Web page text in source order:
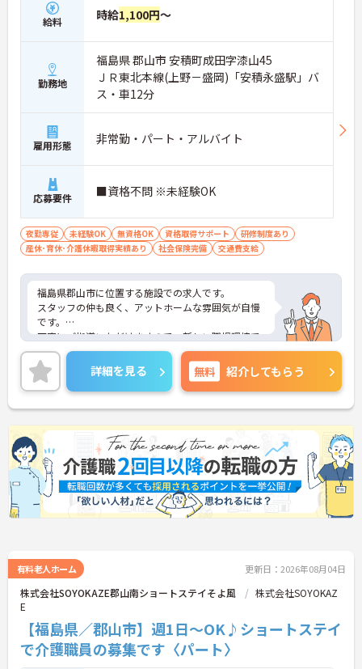
給料 時給1,100円～
勤務地
福島県 郡山市 安積町成田字漆山45
ＪＲ東北本線(上野－盛岡)「安積永盛駅」バ
ス・車12分
雇用形態 非常勤・パート・アルバイト
応募要件 ■資格不問 ※未経験OK
夜勤専従 未経験OK 無資格OK 資格取得サポート
研修制度あり
産休･育休･介護休暇取得実績あり
社会保険完備 交通費支給
福島県郡山市に位置する施設での求人です。
スタッフの仲も良く、アットホームな雰囲気が自慢
です。
丁寧にご指導いただけますので、新しい職場環境で
も安心してご就業していただけます。
ご興味ある方には、面接対策ポイントなど、詳細を
お話しいたしますのでお気軽にご相談ください。
詳細を見る 無料 紹介してもらう
有料老人ホーム 更新日：2026年08月04日
株式会社SOYOKAZE郡山南ショートステイそよ風
株式会社SOYOKAZ
E
【福島県／郡山市】週1日～OK♪ショートステイ
で介護職員の募集です〈パート〉